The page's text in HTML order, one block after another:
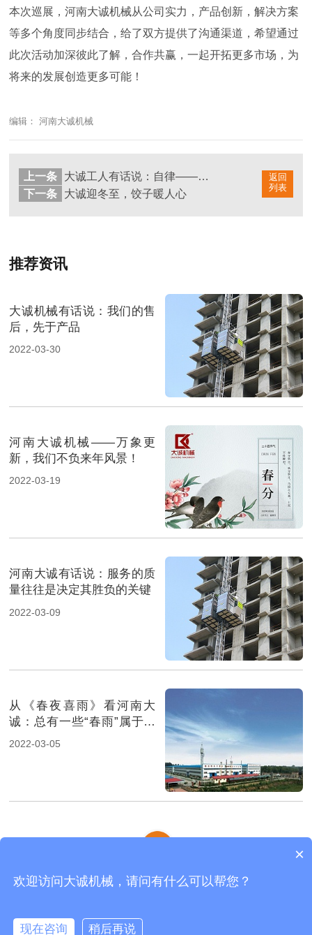
本次巡展，河南大诚机械从公司实力，产品创新，解决方案
等多个角度同步结合，给了双方提供了沟通渠道，希望通过
此次活动加深彼此了解，合作共赢，一起开拓更多市场，为
将来的发展创造更多可能！
编辑： 河南大诚机械
返回
列表
上一条
大诚工人有话说：自律——做更好的自己
下一条
大诚迎冬至，饺子暖人心
推荐资讯
大诚机械有话说：我们的售
后，先于产品
2022-03-30
河南大诚机械——万象更
新，我们不负来年风景！
2022-03-19
河南大诚有话说：服务的质
量往往是决定其胜负的关键
2022-03-09
从《春夜喜雨》看河南大
诚：总有一些“春雨”属于大
诚工人
2022-03-05
齿条式物料机 | 物料机 | 施工电梯 |
网站地图
×
欢迎访问大诚机械，请问有什么可以帮您？
现在咨询
稍后再说